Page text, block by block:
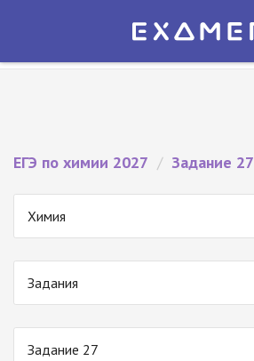
Экзамер — ЕГЭ 2027
ЕГЭ по химии 2027 / Задание 27
Химия
Задания
Задание 27